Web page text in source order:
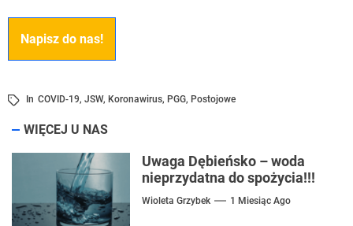
Napisz do nas!
In COVID-19, JSW, Koronawirus, PGG, Postojowe
WIĘCEJ U NAS
Uwaga Dębieńsko – woda
nieprzydatna do spożycia!!!
Wioleta Grzybek 1 Miesiąc Ago